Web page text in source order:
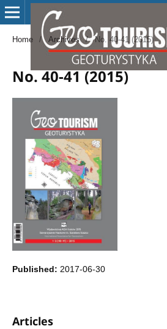
Home / Archives / No. 40-41 (2015)
No. 40-41 (2015)
Published: 2017-06-30
Articles